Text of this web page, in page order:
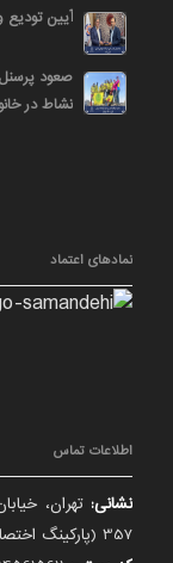
آیین تودیع
صعود پرسنل
نشاط در
نمادهای اعتماد
اطلاعات تماس
نشانی: تهران،
357 (پارکینگ اختصاصی)